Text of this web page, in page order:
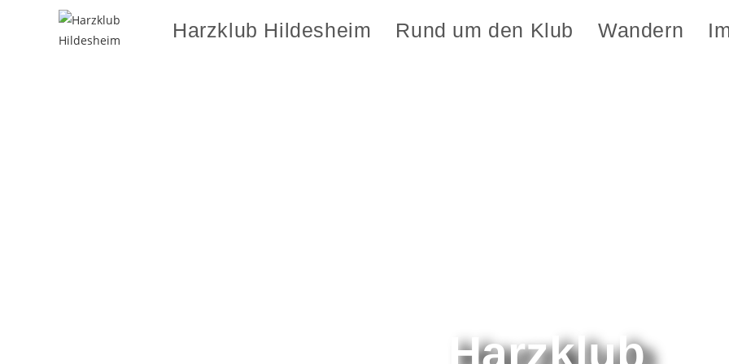
Harzklub Hildesheim Rund um den Klub Wandern
Harzklub